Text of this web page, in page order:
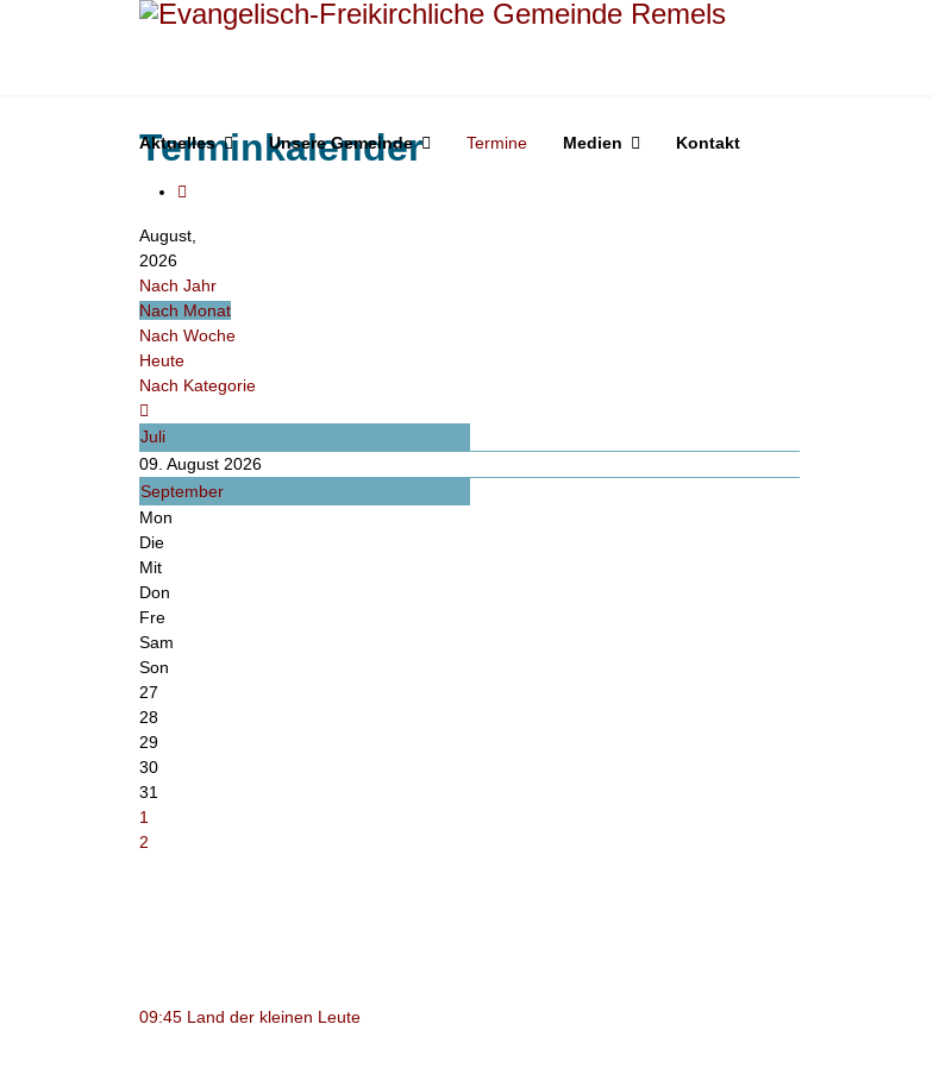
Aktuelles Unsere Gemeinde Termine Medien Kontakt
Terminkalender
August,
2026
Nach Jahr
Nach Monat
Nach Woche
Heute
Nach Kategorie
Juli
09. August 2026
September
Mon
Die
Mit
Don
Fre
Sam
Son
27
28
29
30
31
1
2
09:45 Land der kleinen Leute